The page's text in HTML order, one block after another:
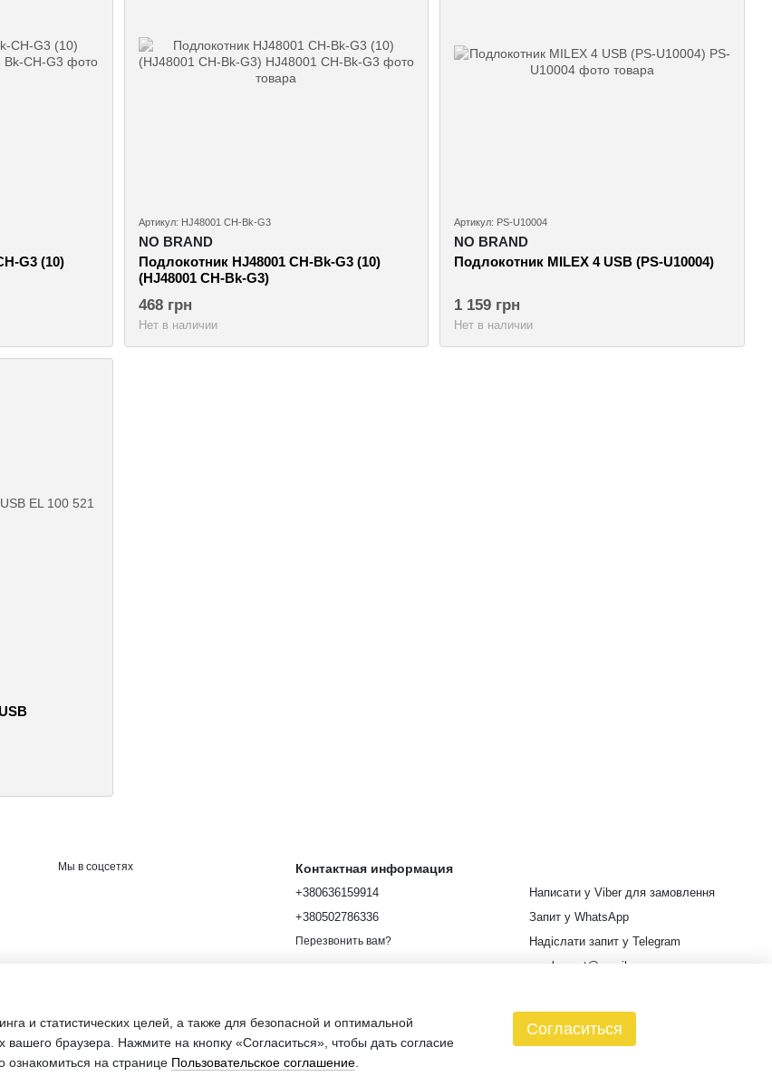
G3 (10)
Артикул: HJ48001 CH-Bk-G3
NO BRAND
Подлокотник HJ48001 CH-Bk-G3 (10)
(HJ48001 CH-Bk-G3)
468 грн
Нет в наличии
Артикул: PS-U10004
NO BRAND
Подлокотник MILEX 4 USB (PS-U10004)
1 159 грн
Нет в наличии
Мы в соцсетях Контактная информация
+380636159914
+380502786336
Перезвонить вам?
Написати у Viber для замовлення
Запит у WhatsApp
Надіслати запит у Telegram
euroleopart@gmail.com
Карта проезда
и статистических целей, а также для безопасной и оптимальной
браузера. Нажмите на кнопку «Согласиться», чтобы дать согласие
на странице Пользовательское соглашение
Согласиться